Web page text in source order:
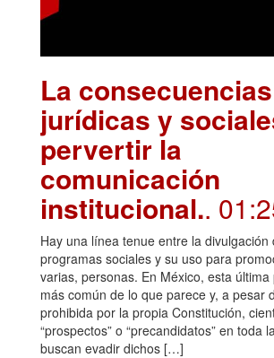
La consecuencias
jurídicas y
pervertir la
comunicación
institucional..
Hay una línea tenue entre la divulgación
programas sociales y su uso para
varias, personas. En México, esta última
más común de lo que parece y, a pesar
prohibida por la propia Constitución,
“prospectos” o “precandidatos” en toda
buscan evadir dichos […]